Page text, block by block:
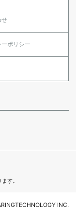
せ
ポリシー
す。
INC.